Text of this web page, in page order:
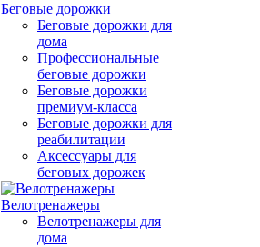
Беговые дорожки
Беговые дорожки для
дома
Профессиональные
беговые дорожки
Беговые дорожки
премиум-класса
Беговые дорожки для
реабилитации
Аксессуары для
беговых дорожек
Велотренажеры
Велотренажеры для
дома